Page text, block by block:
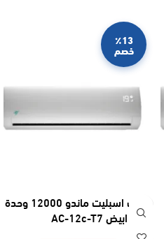
٪13
خصم
مكيف اسبليت ماندو 12000 وحدة
– بارد ابيض AC-12c-T7